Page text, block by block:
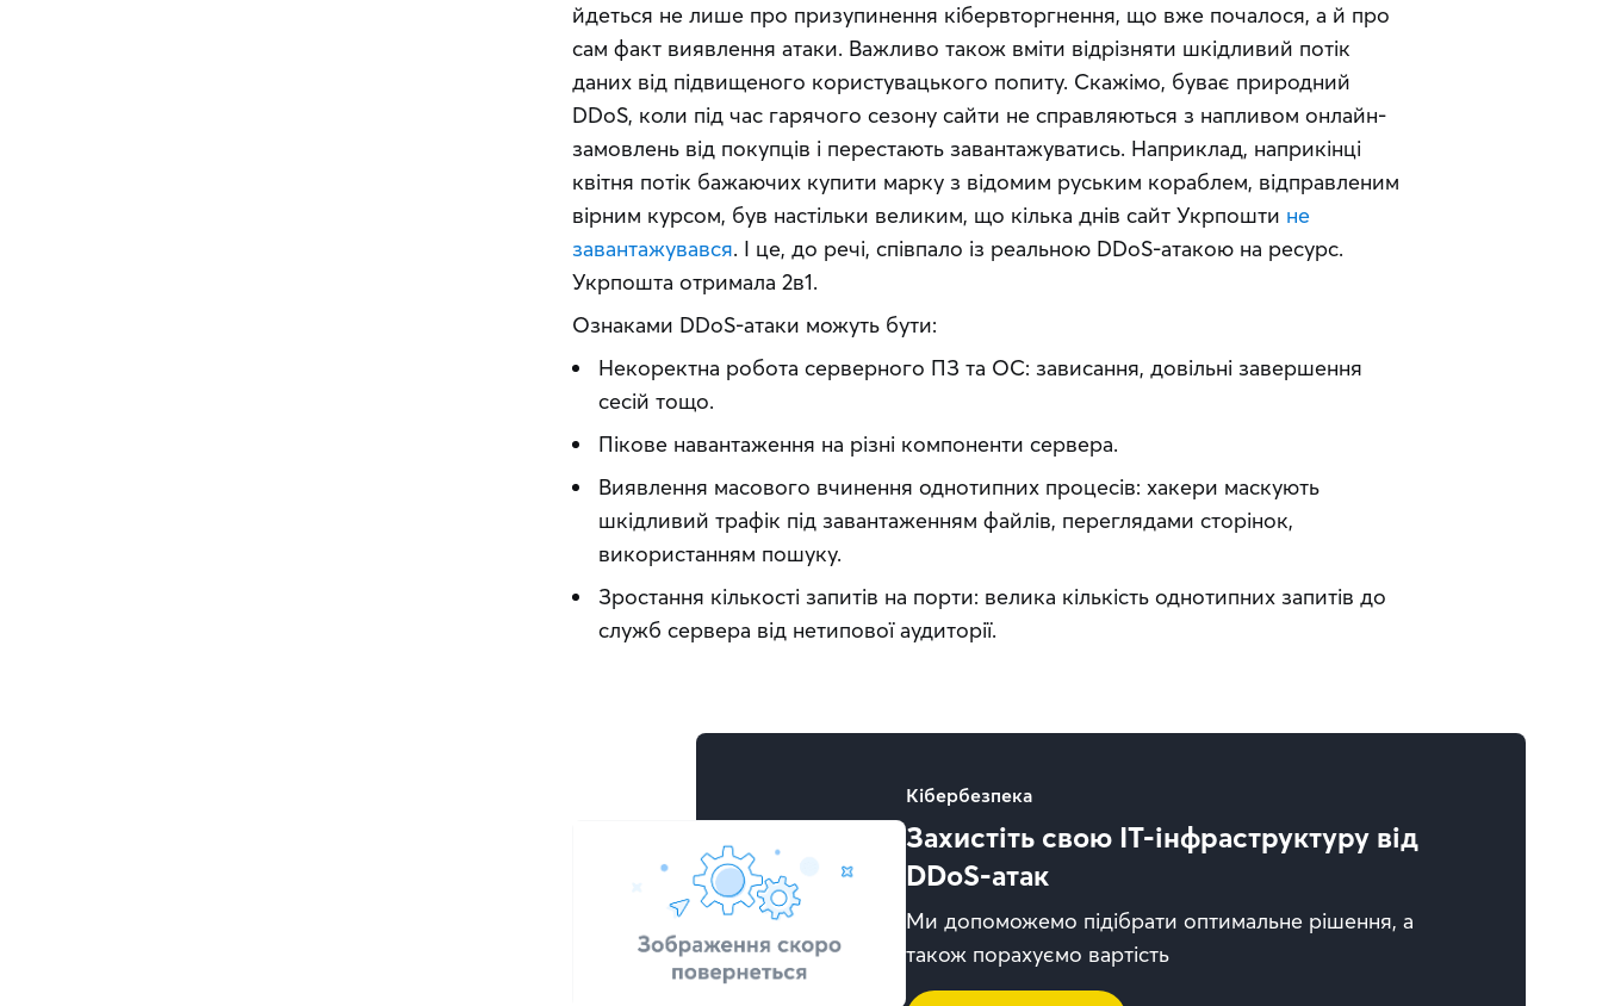
йдеться не лише про призупинення кібервторгнення, що вже почалося, а й про
сам факт виявлення атаки. Важливо також вміти відрізняти шкідливий потік
даних від підвищеного користувацького попиту. Скажімо, буває природний
DDoS, коли під час гарячого сезону сайти не справляються з напливом онлайн-
замовлень від покупців і перестають завантажуватись. Наприклад, наприкінці
квітня потік бажаючих купити марку з відомим руським кораблем, відправленим
вірним курсом, був настільки великим, що кілька днів сайт Укрпошти не
завантажувався. І це, до речі, співпало із реальною DDoS-атакою на ресурc.
Укрпошта отримала 2в1.
Ознаками DDoS-атаки можуть бути:
Некоректна робота серверного ПЗ та ОС: зависання, довільні завершення
сесій тощо.
Пікове навантаження на різні компоненти сервера.
Виявлення масового вчинення однотипних процесів: хакери маскують
шкідливий трафік під завантаженням файлів, переглядами сторінок,
використанням пошуку.
Зростання кількості запитів на порти: велика кількість однотипних запитів до
служб сервера від нетипової аудиторії.
Кібербезпека
Захистіть свою IT-інфраструктуру від
DDoS-атак
Ми допоможемо підібрати оптимальне рішення, а
також порахуємо вартість